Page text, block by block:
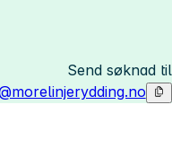
Send søknad til